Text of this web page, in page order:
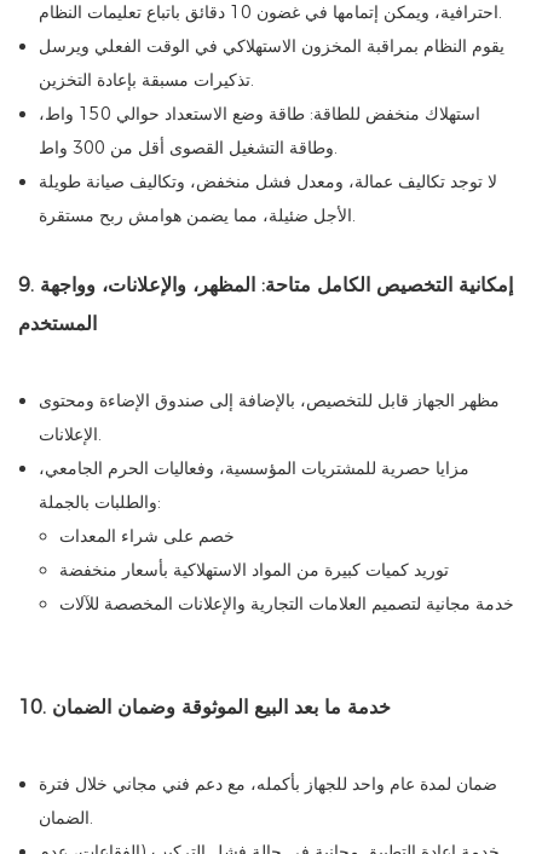
احترافية، ويمكن إتمامها في غضون 10 دقائق باتباع تعليمات النظام.
يقوم النظام بمراقبة المخزون الاستهلاكي في الوقت الفعلي ويرسل
تذكيرات مسبقة بإعادة التخزين.
استهلاك منخفض للطاقة: طاقة وضع الاستعداد حوالي 150 واط،
وطاقة التشغيل القصوى أقل من 300 واط.
لا توجد تكاليف عمالة، ومعدل فشل منخفض، وتكاليف صيانة طويلة
الأجل ضئيلة، مما يضمن هوامش ربح مستقرة.
9. إمكانية التخصيص الكامل متاحة: المظهر، والإعلانات، وواجهة
المستخدم
مظهر الجهاز قابل للتخصيص، بالإضافة إلى صندوق الإضاءة ومحتوى
الإعلانات.
مزايا حصرية للمشتريات المؤسسية، وفعاليات الحرم الجامعي،
والطلبات بالجملة:
خصم على شراء المعدات
توريد كميات كبيرة من المواد الاستهلاكية بأسعار منخفضة
خدمة مجانية لتصميم العلامات التجارية والإعلانات المخصصة للآلات
10. خدمة ما بعد البيع الموثوقة وضمان الضمان
ضمان لمدة عام واحد للجهاز بأكمله، مع دعم فني مجاني خلال فترة
الضمان.